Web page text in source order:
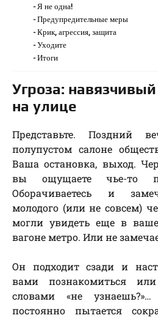
Я не одна!
Предупредительные меры
Крик, агрессия, защита
Уходите
Итоги
Угроза:
на улице
Представьте. Поздний
полупустом салоне
Ваша остановка, выход.
вы ощущаете чье-то
Оборачиваетесь и
молодого (или не совсем)
могли увидеть еще в
вагоне метро. Или не
Он подходит сзади и
вами познакомиться
словами «не
постоянно пытается